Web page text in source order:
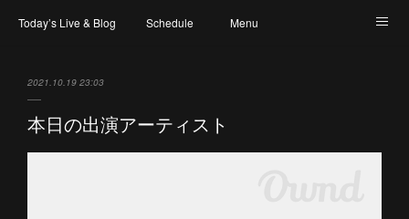
Today’s Live & Blog Schedule Menu
2021.10.19 23:03
本日の出演アーティスト